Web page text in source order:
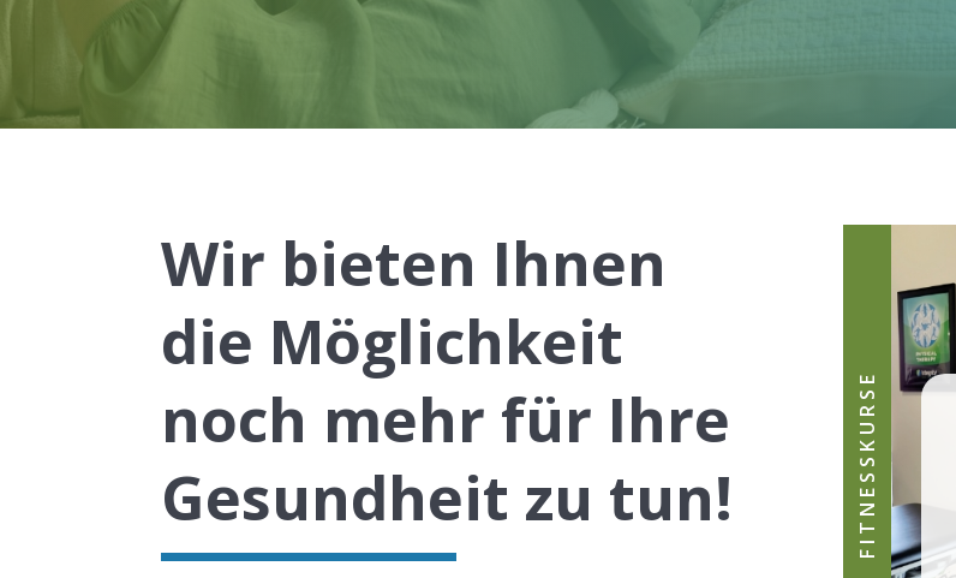
Wir bieten Ihnen
die Möglichkeit
noch mehr für Ihre
Gesundheit zu tun!
FITNESSKURSE